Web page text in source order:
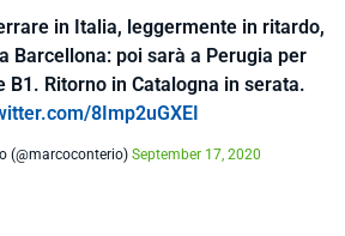
in Italia, leggermente in ritardo,
Barcellona: poi sarà a Perugia per
B1. Ritorno in Catalogna in serata.
8Imp2uGXEI
(@marcoconterio) September 17, 2020